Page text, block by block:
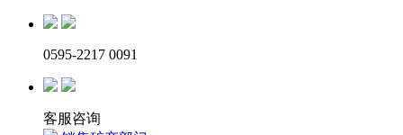
0595-2217 0091
客服咨询